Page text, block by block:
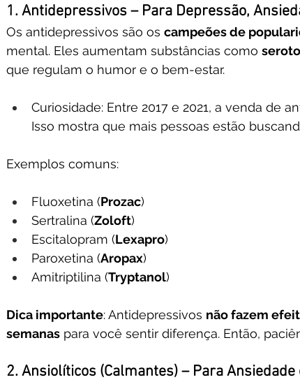
1. Antidepressivos – Para Depressão,
Os antidepressivos são os campeões de
mental. Eles aumentam substâncias como
que regulam o humor e o bem-estar.
Curiosidade: Entre 2017 e 2021, a venda de
Isso mostra que mais pessoas estão
Exemplos comuns:
Fluoxetina (Prozac)
Sertralina (Zoloft)
Escitalopram (Lexapro)
Paroxetina (Aropax)
Amitriptilina (Tryptanol)
Dica importante: Antidepressivos não fazem
semanas para você sentir diferença. Então,
2. Ansiolíticos (Calmantes) – Para Ansiedade